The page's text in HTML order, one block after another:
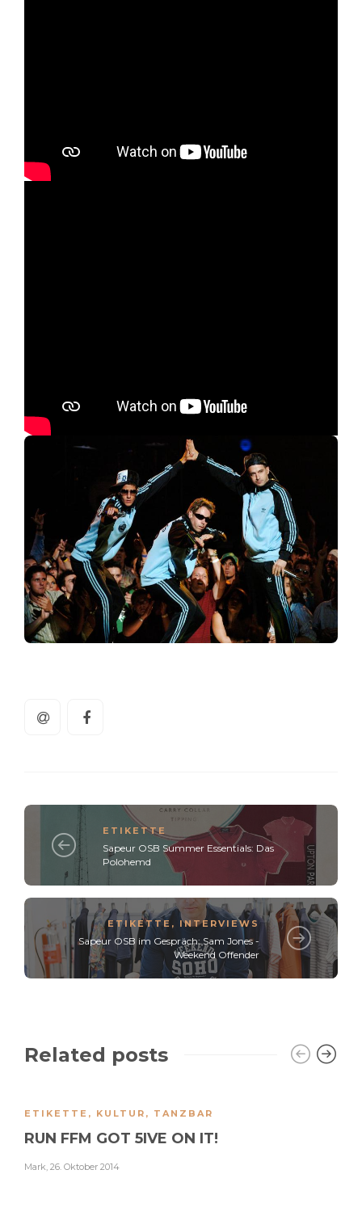
ETIKETTE
Sapeur OSB Summer Essentials: Das
Polohemd
ETIKETTE , INTERVIEWS
Sapeur OSB im Gespräch: Sam Jones -
Weekend Offender
Related posts
ETIKETTE , KULTUR , TANZBAR
RUN FFM GOT 5IVE ON IT!
Mark 26. Oktober 2014